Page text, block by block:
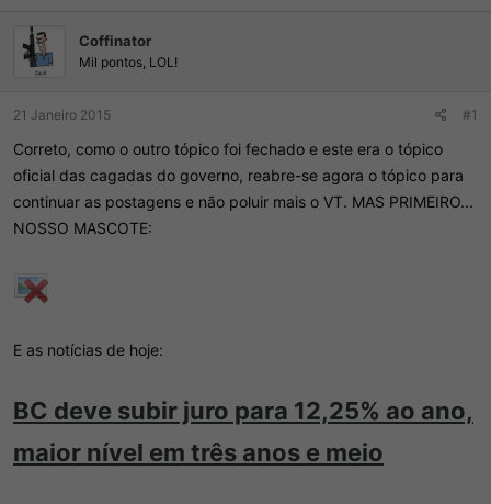
i
a
d
r
o
t
p
i
e
I
i
o
Coffinator
Mil pontos, LOL!
21 Janeiro 2015 #1
Correto, como o outro tópico foi fechado e este era o tópico
oficial das cagadas do governo, reabre-se agora o tópico para
continuar as postagens e não poluir mais o VT. MAS PRIMEIRO...
NOSSO MASCOTE:
E as notícias de hoje:
BC deve subir juro para 12,25% ao ano,
maior nível em três anos e meio